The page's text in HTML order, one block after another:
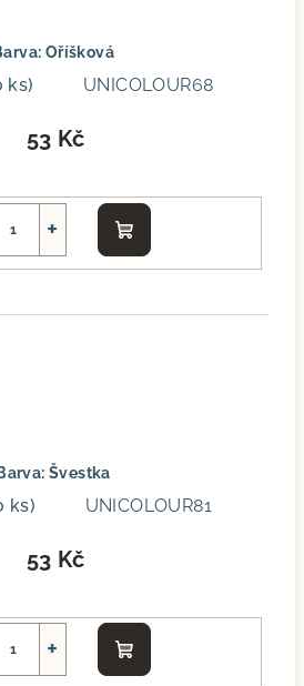
Oříšková
ks) UNICOLOUR68
53 Kč
+
Do
košíku
Švestka
ks) UNICOLOUR81
53 Kč
+
Do
košíku